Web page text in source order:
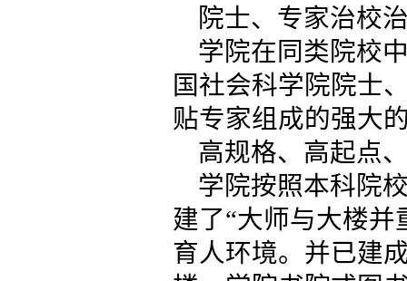
院士、专家治校
学院在同类院校
国社会科学院院士
贴专家组成的强大
高规格、高起点
学院按照本科院
建了“大师与大楼
育人环境。并已建